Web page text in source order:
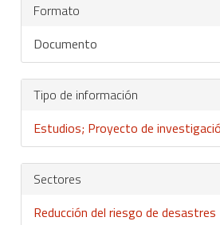
Formato
Documento
Tipo de información
Estudios; Proyecto de
Sectores
Reducción del riesgo de desastres